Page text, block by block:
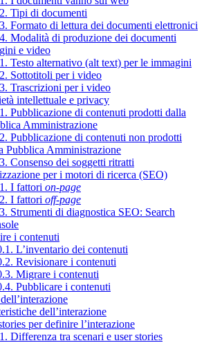
Tipi di documenti
Formato di lettura dei documenti elettronici
Modalità di produzione dei documenti
e video
Testo alternativo (alt text) per le immagini
Sottotitoli per i video
Trascrizioni per i video
intellettuale e privacy
Pubblicazione di contenuti prodotti dalla
Amministrazione
Pubblicazione di contenuti non prodotti
Pubblica Amministrazione
Consenso dei soggetti ritratti
per i motori di ricerca (SEO)
I fattori on-page
I fattori off-page
Strumenti di diagnostica SEO: Search
i contenuti
L’inventario dei contenuti
Revisionare i contenuti
Migrare i contenuti
Pubblicare i contenuti
dell’interazione
per definire l’interazione
Differenza tra scenari e user stories